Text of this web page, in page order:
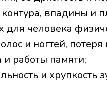
впадины и
человека
и ногтей, потеря
работы памяти;
и хрупкость